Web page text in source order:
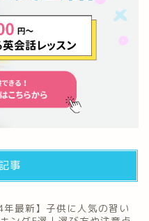
事
年最新】子供に人気の習い